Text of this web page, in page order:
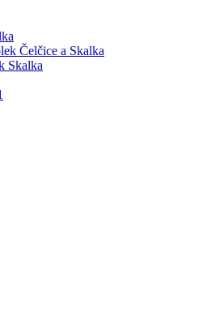
Čelčice a Skalka
Skalka